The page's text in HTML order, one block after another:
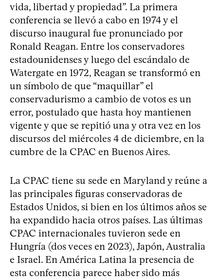
vida, libertad y propiedad”. La primera
conferencia se llevó a cabo en 1974 y el
discurso inaugural fue pronunciado por
Ronald Reagan. Entre los conservadores
estadounidenses y luego del escándalo de
Watergate en 1972, Reagan se transformó en
un símbolo de que “maquillar” el
conservadurismo a cambio de votos es un
error, postulado que hasta hoy mantienen
vigente y que se repitió una y otra vez en los
discursos del miércoles 4 de diciembre, en la
cumbre de la CPAC en Buenos Aires.
La CPAC tiene su sede en Maryland y reúne a
las principales figuras conservadoras de
Estados Unidos, si bien en los últimos años se
ha expandido hacia otros países. Las últimas
CPAC internacionales tuvieron sede en
Hungría (dos veces en 2023), Japón, Australia
e Israel. En América Latina la presencia de
esta conferencia parece haber sido más